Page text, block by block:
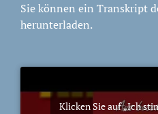
Sie können ein Transkript
herunterladen.
Klicken Sie auf „Ich